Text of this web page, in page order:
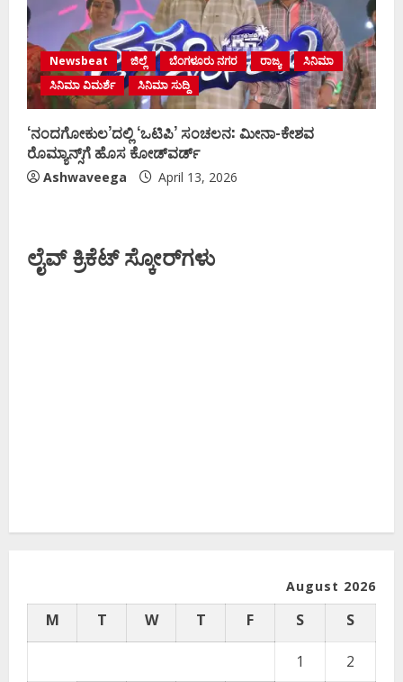
Newsbeat ಜಿಲ್ಲೆ ಬೆಂಗಳೂರು ನಗರ ರಾಜ್ಯ
ಸಿನಿಮಾ
ಸಿನಿಮಾ ವಿಮರ್ಶೆ
ಸಿನಿಮಾ ಸುದ್ದಿ
‘ನಂದಗೋಕುಲ’ದಲ್ಲಿ ‘ಒಟಿಪಿ’ ಸಂಚಲನ: ಮೀನಾ-ಕೇಶವ
ರೊಮ್ಯಾನ್ಸ್‌ಗೆ ಹೊಸ ಕೋಡ್‌ವರ್ಡ್
Ashwaveega April 13, 2026
ಲೈವ್ ಕ್ರಿಕೆಟ್ ಸ್ಕೋರ್‌ಗಳು
August 2026
M T W T F S S
1
2